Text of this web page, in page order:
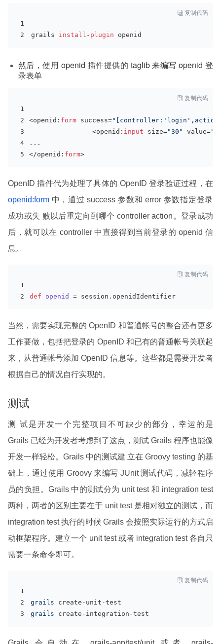
 复制代码
grails install - plugin openid
然后，使用 openid 插件提供的 taglib 来编写 openid 登
录表单
 复制代码
<openid: form success=
<openid: input size="30" value=
...
</openid: form>
OpenID 插件代为处理了具体的 OpenID 登录验证过程，在
openid:form 中，通过 success 参数和 error 参数指定登录
成功或失 败以后重定向到哪个 controller action。登录成功
后，就可以在 controller 中直接得到当前登录的 openid 信
息。
 复制代码
def openid = session.openidIdentifier
当然，需要实现完整的 OpenID 和普通帐号的整合还有更多
工作要做，包括把登录的 OpenID 和已有的普通帐号关联起
来，从普通帐号添加 OpenID 信息等。这些都是需要开发者
根据自己的情况自行实现的。
测试
测 试是开发一个完整项目不可缺少的部分，幸运的是
Grails 已经为开发者考虑到了这点，测试 Grails 程序也能像
开发一样轻松。Grails 中的测试建 立在 Groovy testing 的基
础上，通过使用 Groovy 来编写 JUnit 测试代码，减轻程序
员的负担。Grails 中的测试分为 unit test 和 integration test
两种，两者的区别主要在于 unit test 是相对独立的测试，而
integration test 执行的时候 Grails 会按照实际运行的方式启
动框架程序。建立一个 unit test 或者 integration test 各自只
需要一条命令即可。
 复制代码
grails create-unit-test
grails create-integration-test